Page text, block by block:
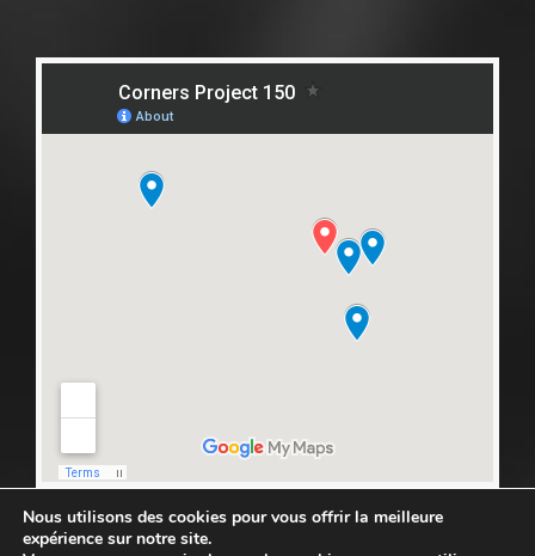
Copyright © 2025 PROJECT-150. All rights reserved.
Nous utilisons des cookies pour vous offrir la meilleure
expérience sur notre site.